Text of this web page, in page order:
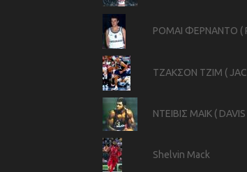
ΡΟΜΑΙ ΦΕΡΝΑΝΤΟ (
ΤΖΑΚΣΟΝ ΤΖΙΜ (
ΝΤΕΙΒΙΣ ΜΑΙΚ ( DAVIS
Shelvin Mack